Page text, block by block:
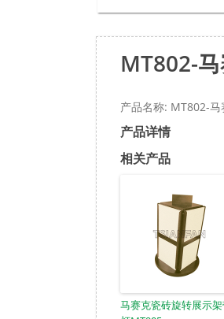
MT802-
产品名称: MT802-
产品详情
相关产品
马赛克瓷砖旋转展示